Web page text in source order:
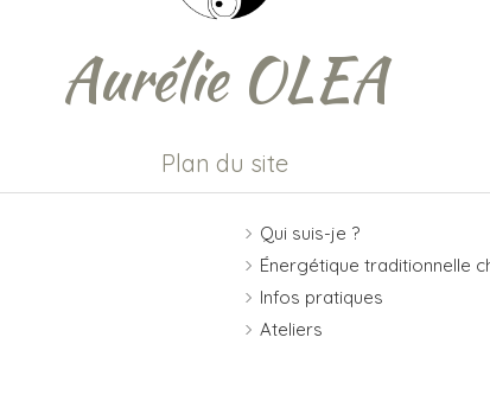
Aurélie OLEA
Plan du site
Qui suis-je ?
Énergétique traditionnelle
Infos pratiques
Ateliers